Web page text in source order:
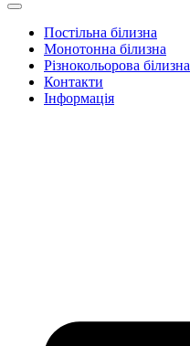
Постільна білизна
Монотонна білизна
Різнокольорова білизна
Контакти
Інформація